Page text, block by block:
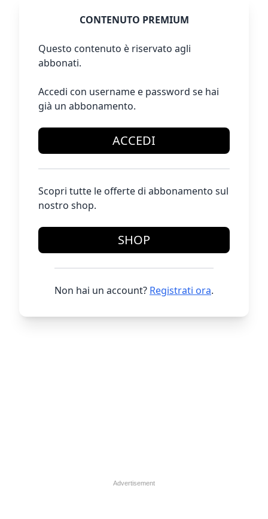
CONTENUTO PREMIUM
Questo contenuto è riservato agli
abbonati.
Accedi con username e password se hai
già un abbonamento.
ACCEDI
Scopri tutte le offerte di abbonamento sul
nostro shop.
SHOP
Non hai un account? Registrati ora.